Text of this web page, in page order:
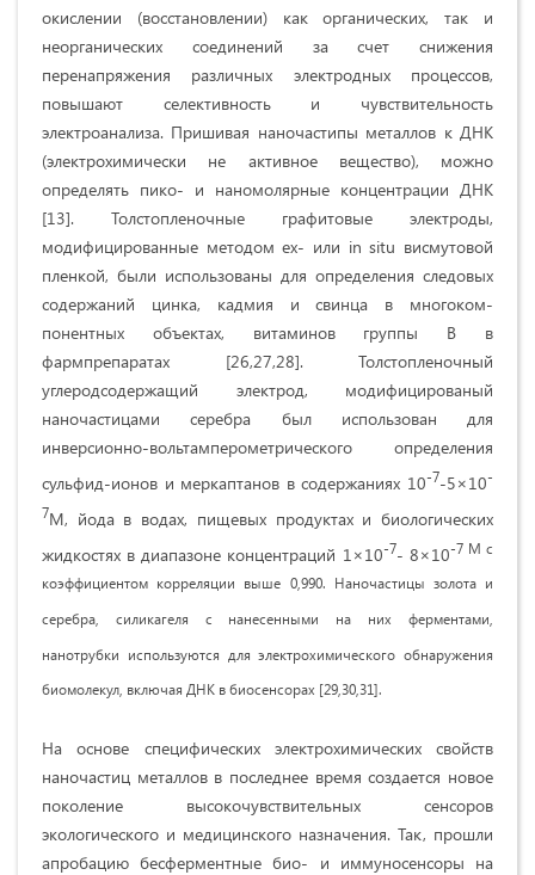
окислении (восстановлении) как органических, так и
неорганических соедине­ний за счет снижения
перенапряжения различ­ных электродных процессов,
повышают селек­тивность и чувствительность
электроанализа. Пришивая наночастипы металлов к ДНК
(электрохимически не активное вещество), можно
определять пико- и наномолярные концентрации ДНК
[13]. Толстопленочные графитовые электроды,
модифицированные методом ex- или in situ висмутовой
пленкой, были использованы для определения следовых
содержаний цинка, кадмия и свинца в многоком­
понентных объектах, витаминов группы В в
фармпрепаратах [26,27,28]. Толстопленочный
углеродсодержащий электрод, модифициро­ваный
наночастицами серебра был использован для
инверсионно-вольтамперометрического определения
сульфид-ионов и меркаптанов в содержаниях 10-7-5×10-
7М, йода в водах, пищевых продуктах и биологических
жидкостях в диапазоне кон­центраций 1×10-7- 8×10-7 М с
коэффициентом кор­реляции выше 0,990. Наночастицы золота и
серебра, силикагеля с нанесенными на них ферментами,
нанотрубки используются для электрохимиче­ского обнаружения
биомолекул, включая ДНК в биосенсорах [29,30,31].
На основе специфических электрохимических свойств
наночастиц метал­лов в последнее время создается новое
поколение высокочувствительных сенсоров
экологического и медицинского назначения. Так, прошли
апробацию бесферментные био- и иммуносенсоры на